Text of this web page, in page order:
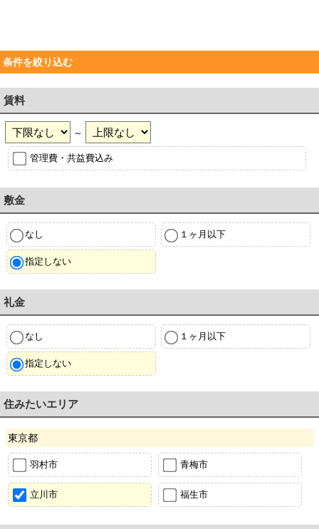
条件を絞り込む
賃料
～
管理費・共益費込み
敷金
なし １ヶ月以下
指定しない
礼金
なし １ヶ月以下
指定しない
住みたいエリア
東京都
羽村市 青梅市
立川市 福生市